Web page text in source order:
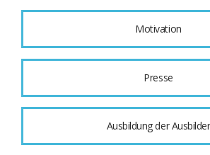
Motivation
Presse
Ausbildung der Ausbilder